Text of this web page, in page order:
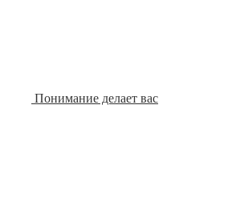
Понимание делает вас